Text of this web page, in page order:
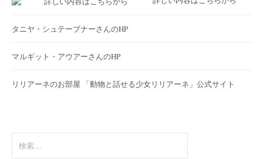
タニヤ・シュテーブナーさんのHP
マルギット・アウアーさんのHP
リリアーネのお部屋 「動物と話せる少女リリアーネ」公式サイト
索: